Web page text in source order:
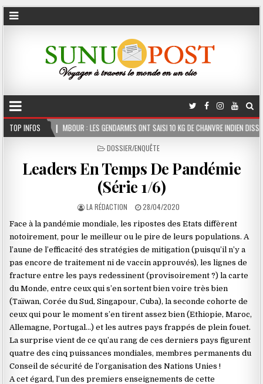
TOP INFOS
: LES GENDARMES ONT SAISI 10 KG DE CHANVRE INDIEN DISSIMULÉS DANS LE COFFRE
POSTED
DOSSIER/ENQUÊTE
Leaders En Temps De Pandémie
(Série 1/6)
LA RÉDACTION 28/04/2020
Face à la pandémie mondiale, les ripostes des Etats diffèrent
notoirement, pour le meilleur ou le pire de leurs populations. A
l’aune de l’efficacité des stratégies de mitigation (puisqu’il n’y a
pas encore de traitement ni de vaccin approuvés), les lignes de
fracture entre les pays redessinent (provisoirement ?) la carte
du Monde, entre ceux qui s’en sortent bien voire très bien
(Taïwan, Corée du Sud, Singapour, Cuba), la seconde cohorte de
ceux qui pour le moment s’en tirent assez bien (Ethiopie, Maroc,
Allemagne, Portugal…) et les autres pays frappés de plein fouet.
La surprise vient de ce qu’au rang de ces derniers pays figurent
quatre des cinq puissances mondiales, membres permanents du
Conseil de sécurité de l’organisation des Nations Unies !
A cet égard, l’un des premiers enseignements de cette